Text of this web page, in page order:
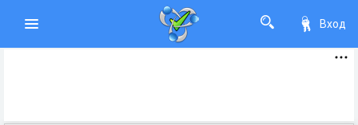
Вход